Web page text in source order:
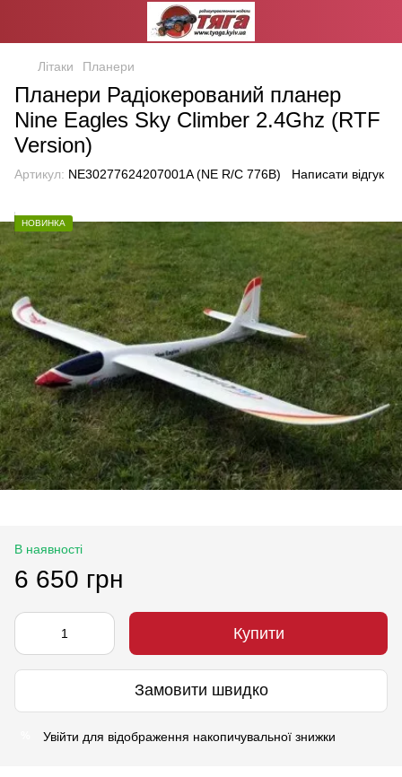
Літаки Планери
Планери Радіокерований планер
Nine Eagles Sky Climber 2.4Ghz (RTF
Version)
Артикул: NE30277624207001A (NE R/C 776B) Написати відгук
НОВИНКА
В наявності
6 650 грн
Купити
Замовити швидко
Увійти для відображення накопичувальної знижки